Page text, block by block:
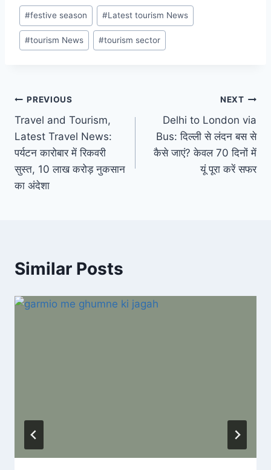
Post
Tags:
#festive season #Latest tourism News
#tourism News #tourism sector
Post
navigation
PREVIOUS
Travel and Tourism,
Latest Travel News:
पर्यटन कारोबार में रिकवरी
सुस्त, 10 लाख करोड़ नुकसान
का अंदेशा
NEXT
Delhi to London via
Bus: दिल्ली से लंदन बस से
कैसे जाएं? केवल 70 दिनों में
यूं पूरा करें सफर
Similar Posts